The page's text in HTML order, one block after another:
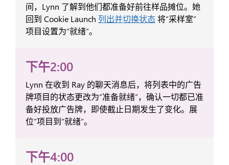
间，Lynn 了解到他们都准备好前往样品摊位。她
回到 Cookie Launch 列出并切换状态将“采样室”
项目设置为“就绪”。
下午2:00
Lynn 在收到 Ray 的聊天消息后，将列表中的广告
牌项目的状态更改为“准备就绪”，确认一切都已准
备好投放广告牌，即使截止日期发生了变化。展
位”项目到“就绪”。
下午4:00